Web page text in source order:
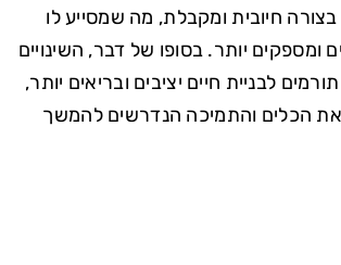
חיובית ומקבלת, מה שמסייע לו
ומספקים יותר. בסופו של דבר, השינויים
לבניית חיים יציבים ובריאים יותר,
הכלים והתמיכה הנדרשים להמשך